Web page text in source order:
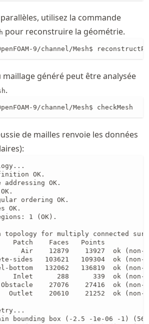
utilisez la commande
pour reconstruire la géométrie.
9/channel/Mesh$
maillage généré peut être analysée
.
9/channel/Mesh$ checkMesh
de mailles renvoie les données
OK.
addressing OK.
ordering OK.
OK.
1 (OK).
topology for multiply connected
Patch    Faces   Points
Air    12879    13927  ok (non-
sides   103621   109304  ok (non-
bottom   132062   136819  ok (non-
Inlet      288      339  ok (non-
27076    27416  ok (non-
Outlet    20610    21252  ok (non-
bounding box (-2.5 -1e-06 -1)